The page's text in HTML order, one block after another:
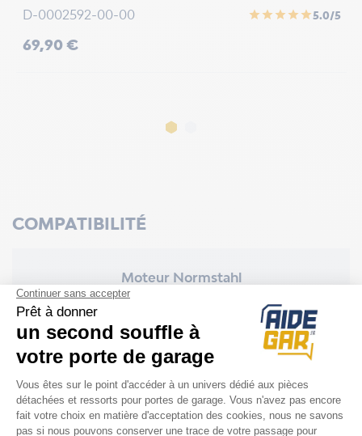
D-0002592-00-00
star star star star star5.0/5
Prix
69,90 €
COMPATIBILITÉ
Moteur Normstahl
Magic 600
Magic 1000
Ultra
Ultra Excellent
Ultra Excellent Quick